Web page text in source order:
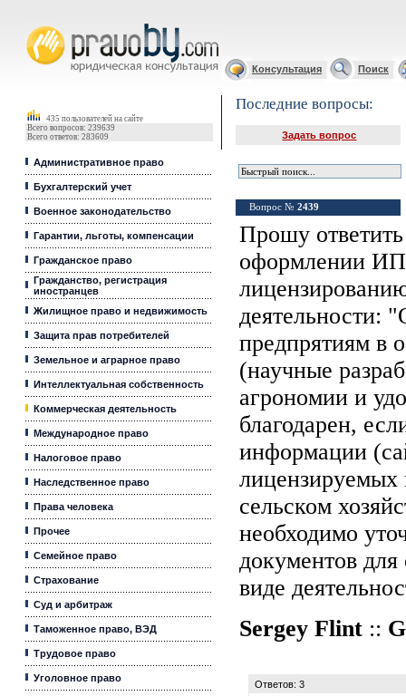
Консультация Поиск
435 пользователей на сайте
Всего вопросов: 239639
Всего ответов: 283609
Административное право
Бухгалтерский учет
Военное законодательство
Гарантии, льготы, компенсации
Гражданское право
Гражданство, регистрация
иностранцев
Жилищное право и недвижимость
Защита прав потребителей
Земельное и аграрное право
Интеллектуальная собственность
Коммерческая деятельность
Международное право
Налоговое право
Наследственное право
Права человека
Прочее
Семейное право
Страхование
Суд и арбитраж
Таможенное право, ВЭД
Трудовое право
Уголовное право
Последние вопросы:
Задать вопрос
Вопрос № 2439
Прошу
оформлении
деятельности:
предпрятиям в
(научные
агрономии и
благодарен,
информации
лицензируемых
сельском
необходимо
документов
виде
Sergey Flint ::
Ответов: 3